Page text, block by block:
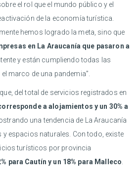
el rol que el mundo público y el
de la economía turística.
hemos logrado la meta, sino que
en La Araucanía que pasaron a
y están cumpliendo todas las
marco de una pandemia”.
del total de servicios registrados en
a alojamientos y un 30% a
una tendencia de La Araucanía
y espacios naturales. Con todo, existe
turísticos por provincia
para Cautín y un 18% para Malleco